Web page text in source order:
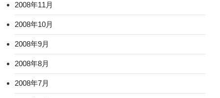
2008年11月
2008年10月
2008年9月
2008年8月
2008年7月